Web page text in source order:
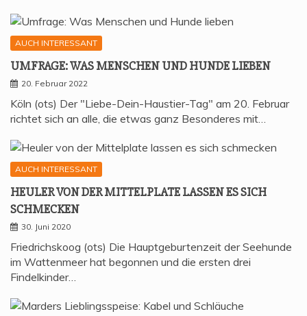
AUCH INTERESSANT
UMFRA­GE: WAS MEN­SCHEN UND HUN­DE LIEBEN
20. Februar 2022
Köln (ots) Der "Liebe-Dein-Haustier-Tag" am 20. Februar
richtet sich an alle, die etwas ganz Besonderes mit…
AUCH INTERESSANT
HEU­LER VON DER MIT­TEL­P­LA­TE LAS­SEN ES SICH
SCHMECKEN
30. Juni 2020
Friedrichskoog (ots) Die Hauptgeburtenzeit der Seehunde
im Wattenmeer hat begonnen und die ersten drei
Findelkinder…